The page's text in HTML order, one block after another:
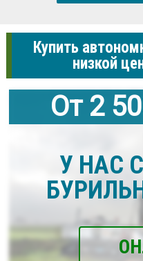
Купить
низкой
От 2
У НАС